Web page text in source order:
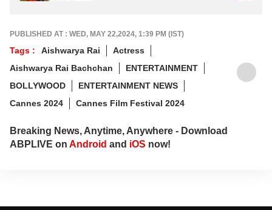
PUBLISHED AT : WED, MAY 22,2024, 1:39 PM (IST)
Tags : Aishwarya Rai
Actress
Aishwarya Rai Bachchan
ENTERTAINMENT
BOLLYWOOD
ENTERTAINMENT NEWS
Cannes 2024
Cannes Film Festival 2024
Breaking News, Anytime, Anywhere - Download
ABPLIVE on Android and iOS now!